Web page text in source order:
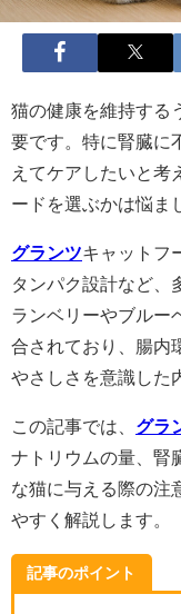
猫の健康を維持する
要です。特に腎臓に
えてケアしたいと考
ードを選ぶかは悩ま
グランツキャットフ
タンパク設計など、
ランベリーやブルー
合されており、腸内
やさしさを意識した
この記事では、 グラ
ナトリウムの量、腎
な猫に与える際の注
やすく解説します。
記事のポイント